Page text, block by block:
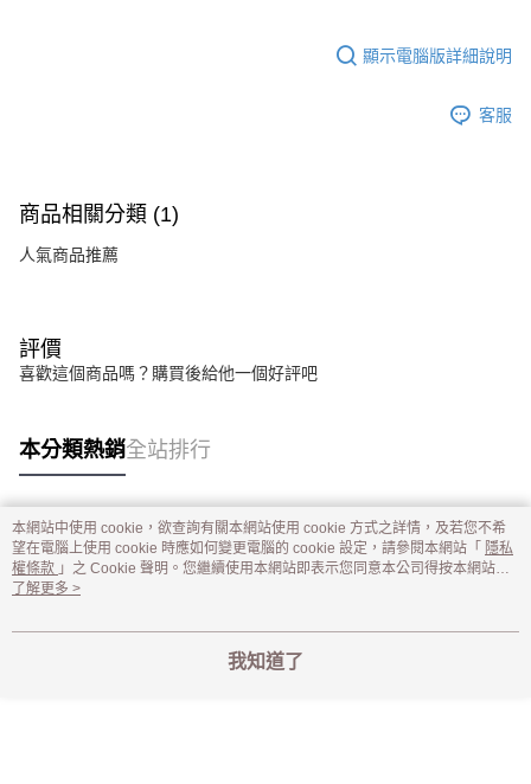
顯示電腦版詳細說明
客服
商品相關分類 (1)
人氣商品推薦
評價
喜歡這個商品嗎？購買後給他一個好評吧
本分類熱銷全站排行
熱門標籤
本網站中使用 cookie，欲查詢有關本網站使用 cookie 方式之詳情，及若您不希
望在電腦上使用 cookie 時應如何變更電腦的 cookie 設定，請參閱本網站「 隱私
權條款 」之 Cookie 聲明。您繼續使用本網站即表示您同意本公司得按本網站使
用條款之 Cookie 聲明使用 cookie。
了解更多 >
我知道了